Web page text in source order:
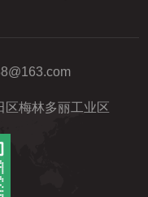
区梅林多丽工业区